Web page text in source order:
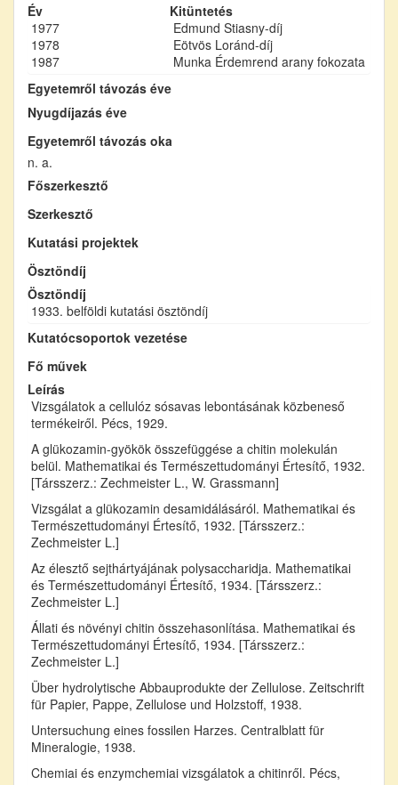
Év
Kitüntetés
1977
Edmund Stiasny-díj
1978
Eötvös Loránd-díj
1987
Munka Érdemrend arany fokozata
Egyetemről távozás éve
Nyugdíjazás éve
Egyetemről távozás oka
n. a.
Főszerkesztő
Szerkesztő
Kutatási projektek
Ösztöndíj
Ösztöndíj
1933. belföldi kutatási ösztöndíj
Kutatócsoportok vezetése
Fő művek
Leírás
Vizsgálatok a cellulóz sósavas lebontásának közbeneső
termékeiről. Pécs, 1929.
A glükozamin-gyökök összefüggése a chitin molekulán
belül. Mathematikai és Természettudományi Értesítő, 1932.
[Társszerz.: Zechmeister L., W. Grassmann]
Vizsgálat a glükozamin desamidálásáról. Mathematikai és
Természettudományi Értesítő, 1932. [Társszerz.:
Zechmeister L.]
Az élesztő sejthártyájának polysaccharidja. Mathematikai
és Természettudományi Értesítő, 1934. [Társszerz.:
Zechmeister L.]
Állati és növényi chitin összehasonlítása. Mathematikai és
Természettudományi Értesítő, 1934. [Társszerz.:
Zechmeister L.]
Über hydrolytische Abbauprodukte der Zellulose. Zeitschrift
für Papier, Pappe, Zellulose und Holzstoff, 1938.
Untersuchung eines fossilen Harzes. Centralblatt für
Mineralogie, 1938.
Chemiai és enzymchemiai vizsgálatok a chitinről. Pécs,